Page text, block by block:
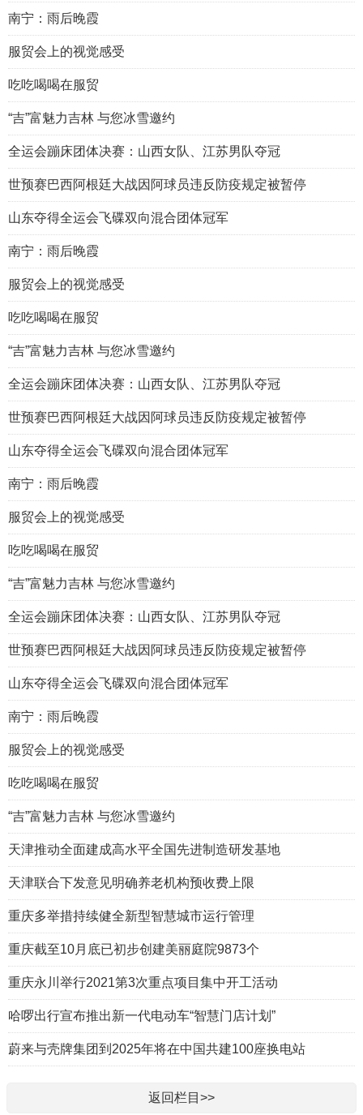
南宁：雨后晚霞
服贸会上的视觉感受
吃吃喝喝在服贸
“吉”富魅力吉林 与您冰雪邀约
全运会蹦床团体决赛：山西女队、江苏男队夺冠
世预赛巴西阿根廷大战因阿球员违反防疫规定被暂停
山东夺得全运会飞碟双向混合团体冠军
南宁：雨后晚霞
服贸会上的视觉感受
吃吃喝喝在服贸
“吉”富魅力吉林 与您冰雪邀约
全运会蹦床团体决赛：山西女队、江苏男队夺冠
世预赛巴西阿根廷大战因阿球员违反防疫规定被暂停
山东夺得全运会飞碟双向混合团体冠军
南宁：雨后晚霞
服贸会上的视觉感受
吃吃喝喝在服贸
“吉”富魅力吉林 与您冰雪邀约
全运会蹦床团体决赛：山西女队、江苏男队夺冠
世预赛巴西阿根廷大战因阿球员违反防疫规定被暂停
山东夺得全运会飞碟双向混合团体冠军
南宁：雨后晚霞
服贸会上的视觉感受
吃吃喝喝在服贸
“吉”富魅力吉林 与您冰雪邀约
天津推动全面建成高水平全国先进制造研发基地
天津联合下发意见明确养老机构预收费上限
重庆多举措持续健全新型智慧城市运行管理
重庆截至10月底已初步创建美丽庭院9873个
重庆永川举行2021第3次重点项目集中开工活动
哈啰出行宣布推出新一代电动车“智慧门店计划”
蔚来与壳牌集团到2025年将在中国共建100座换电站
返回栏目>>